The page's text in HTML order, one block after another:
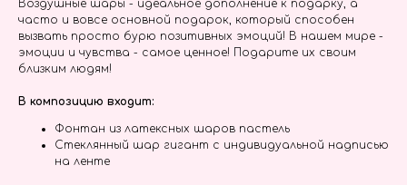
Воздушные шары - идеальное дополнение к подарку, а
часто и вовсе основной подарок, который способен
вызвать просто бурю позитивных эмоций! В нашем мире -
эмоции и чувства - самое ценное! Подарите их своим
близким людям!
В композицию входит:
Фонтан из латексных шаров пастель
Стеклянный шар гигант с индивидуальной надписью
на ленте